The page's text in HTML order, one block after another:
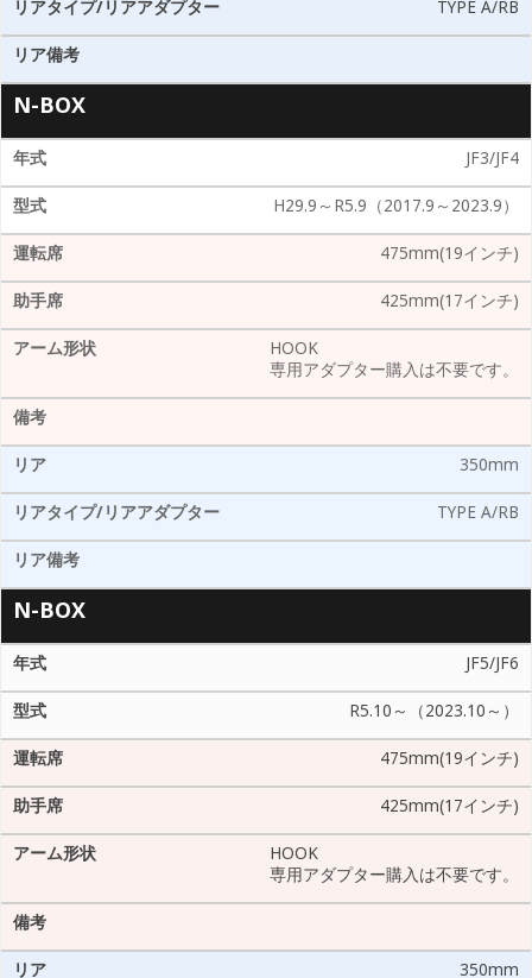
TYPE A/RB
N-BOX
JF3/JF4
H29.9～R5.9（2017.9～2023.9）
475mm(19インチ)
425mm(17インチ)
HOOK
専用アダプター購入は不要です。
350mm
TYPE A/RB
N-BOX
JF5/JF6
R5.10～（2023.10～）
475mm(19インチ)
425mm(17インチ)
HOOK
専用アダプター購入は不要です。